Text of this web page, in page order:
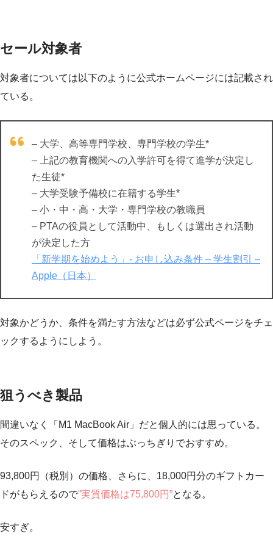
セール対象者
対象者については以下のように公式ホームページには記載され
ている。
– 大学、高等専門学校、専門学校の学生*
– 上記の教育機関への入学許可を得て進学が決定し
た生徒*
– 大学受験予備校に在籍する学生*
– 小・中・高・大学・専門学校の教職員
– PTAの役員として活動中、もしくは選出され活動
が決定した方
「新学期を始めよう」- お申し込み条件 – 学生割引 –
Apple（日本）
対象かどうか、条件を満たす方法などは必ず公式ページをチェ
ックするようにしよう。
狙うべき製品
間違いなく「M1 MacBook Air」だと個人的には思っている。
そのスペック、そして価格はぶっちぎりでおすすめ。
93,800円（税別）の価格、さらに、18,000円分のギフトカー
ドがもらえるので”実質価格は75,800円”となる。
安すぎ。